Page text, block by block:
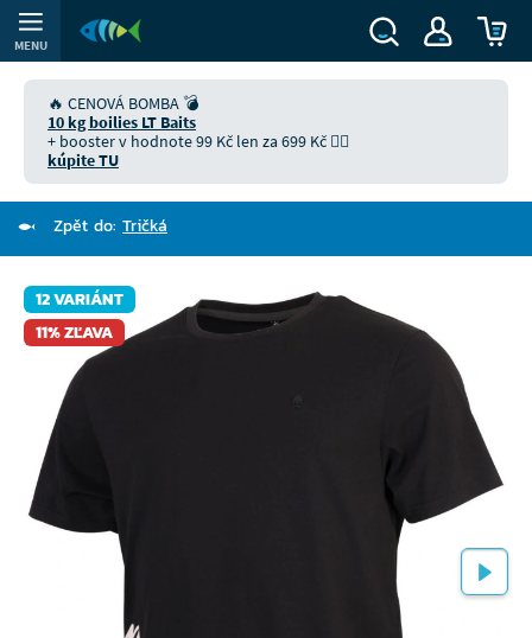
MENU
🔥 CENOVÁ BOMBA 💣
10 kg boilies LT Baits
+ booster v hodnote 99 Kč len za 699 Kč 👉🏻
kúpite TU
Zpět do: Tričká
12 VARIÁNT
11% ZĽAVA